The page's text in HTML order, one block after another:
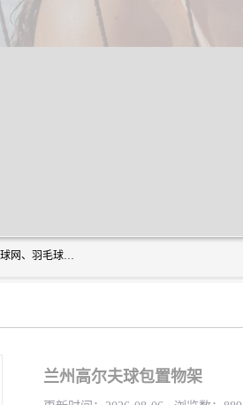
方昇体育科技专注于球网运动及户外产品，优势系列包括：高尔夫网、足球门、匹克球网、排球网、网球网、羽毛球网、棒球网、橄榄球网、乒乓球网、反弹网、冰球门、草地曲棍球门。
兰州高尔夫球包置物架